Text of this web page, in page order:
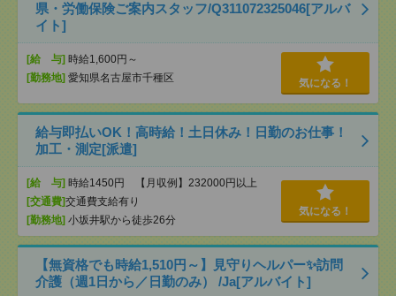
県・労働保険ご案内スタッフ/Q311072325046[アルバ
イト]
[給 与] 時給1,600円～
[勤務地] 愛知県名古屋市千種区 気になる！
給与即払いOK！高時給！土日休み！日勤のお仕事！
加工・測定[派遣]
[給 与] 時給1450円 【月収例】232000円以上
[交通費]交通費支給有り
[勤務地] 小坂井駅から徒歩26分
気になる！
【無資格でも時給1,510円～】見守りヘルパー✨訪問
介護（週1日から／日勤のみ） /Ja[アルバイト]